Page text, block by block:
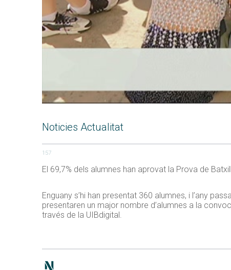
Noticies Actualitat
157
El 69,7% dels alumnes han aprovat la Prova de
Enguany s’hi han presentat 360 alumnes, i l’any
presentaren un major nombre d’alumnes a la
través de la UIBdigital.